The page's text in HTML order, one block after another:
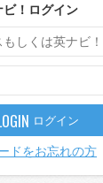
ビ！ログイン
ログイン
ドをお忘れの方